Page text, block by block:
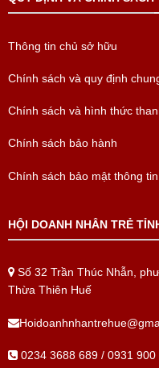
Thông tin chủ sở hữu
Chính sách và quy định
Chính sách và hình thức
Chính sách bảo hành
Chính sách bảo mật thông tin
HỘI DOANH NHÂN TRẺ
Số 32 Trần Thúc Nhẫn,
Thừa Thiên Huế
0234 3688 689 / 0931 900